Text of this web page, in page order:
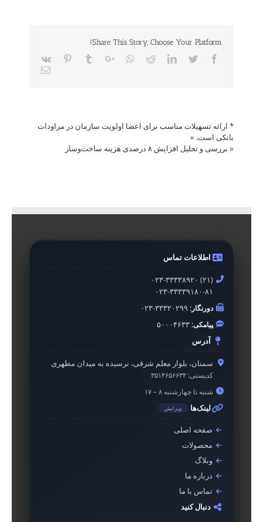
Share This Story, Choose Your Platform!
Facebook
Twitter
LinkedIn
Reddit
Whatsapp
Google+
Tumblr
Pinterest
Vk
Email
* ارائه تسهیلات مناسب برای اعضا اولویت سازمان در مراودات
بانکی است. »
« بررسی و تحلیل افزایش ۸ درصدی هزینه ساخت‌وساز
اطلاعات تماس
۰۲۳-۳۳۳۳۸۹۲۰ (۲۱)
۰۲۳-۳۳۳۳۹۱۸۰-۸۱
دورنگار:۰۲۳-۳۳۳۲۰۲۹۹
پیامکی:۵۰۰۰۴۶۳۳
آدرس
سمنان، بلوار معلم شرقی، نرسیده به میدان مطهری
کدپستی: ۳۵۱۴۶۵۶۶۳۴
شنبه تا چهارشنبه ۸ – ۱۷
لینک‌ها ویرایش
صفحه اصلی
محصولات
وبلاگ
درباره ما
تماس با ما
دنبال کنید